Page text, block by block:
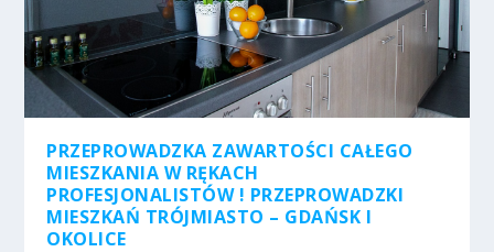
PRZEPROWADZKA ZAWARTOŚCI CAŁEGO
MIESZKANIA W RĘKACH
PROFESJONALISTÓW ! PRZEPROWADZKI
MIESZKAŃ TRÓJMIASTO – GDAŃSK I
OKOLICE